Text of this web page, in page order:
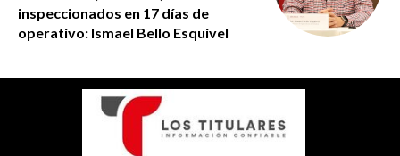
inspeccionados en 17 días de
operativo: Ismael Bello Esquivel